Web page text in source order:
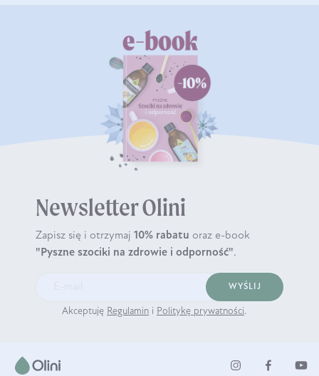
Newsletter Olini
Zapisz się i otrzymaj 10% rabatu oraz e-book
"Pyszne szociki na zdrowie i odporność".
WYŚLIJ
Akceptuję Regulamin i Politykę prywatności.